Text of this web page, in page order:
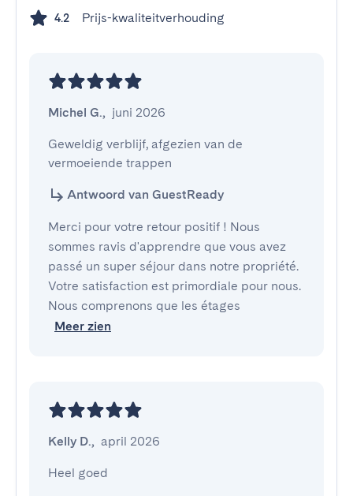
4.2 Prijs-kwaliteitverhouding
Michel G., juni 2026
Geweldig verblijf, afgezien van de
vermoeiende trappen
Antwoord van GuestReady
Merci pour votre retour positif ! Nous
sommes ravis d'apprendre que vous avez
passé un super séjour dans notre propriété.
Votre satisfaction est primordiale pour nous.
Nous comprenons que les étages
Meer zien
Kelly D., april 2026
Heel goed